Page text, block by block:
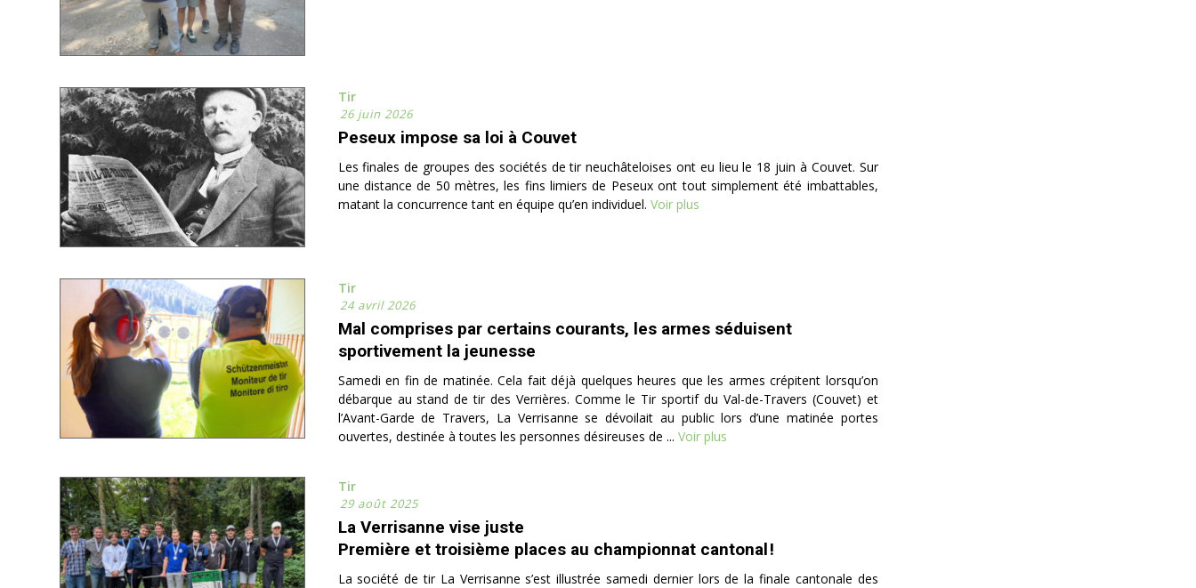
Tir
26 juin 2026
Peseux impose sa loi à Couvet
Les finales de groupes des sociétés de tir neuchâteloises ont eu lieu le 18 juin à Couvet. Sur
une distance de 50 mètres, les fins limiers de Peseux ont tout simplement été imbattables,
matant la concurrence tant en équipe qu’en individuel. Voir plus
Tir
24 avril 2026
Mal comprises par certains courants, les armes séduisent
sportivement la jeunesse
Samedi en fin de matinée. Cela fait déjà quelques heures que les armes crépitent lorsqu’on
débarque au stand de tir des Verrières. Comme le Tir sportif du Val-de-Travers (Couvet) et
l’Avant-Garde de Travers, La Verrisanne se dévoilait au public lors d’une matinée portes
ouvertes, destinée à toutes les personnes désireuses de ... Voir plus
Tir
29 août 2025
La Verrisanne vise juste
Première et troisième places au championnat cantonal !
La société de tir La Verrisanne s’est illustrée samedi dernier lors de la finale cantonale des